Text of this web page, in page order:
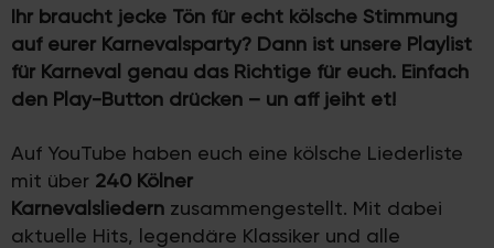
Ihr braucht jecke Tön für echt kölsche Stimmung
auf eurer Karnevalsparty? Dann ist unsere Playlist
für Karneval genau das Richtige für euch. Einfach
den Play-Button drücken – un aff jeiht et!
Auf YouTube haben euch eine kölsche Liederliste
mit über 240 Kölner
Karnevalsliedern zusammengestellt. Mit dabei
aktuelle Hits, legendäre Klassiker und alle